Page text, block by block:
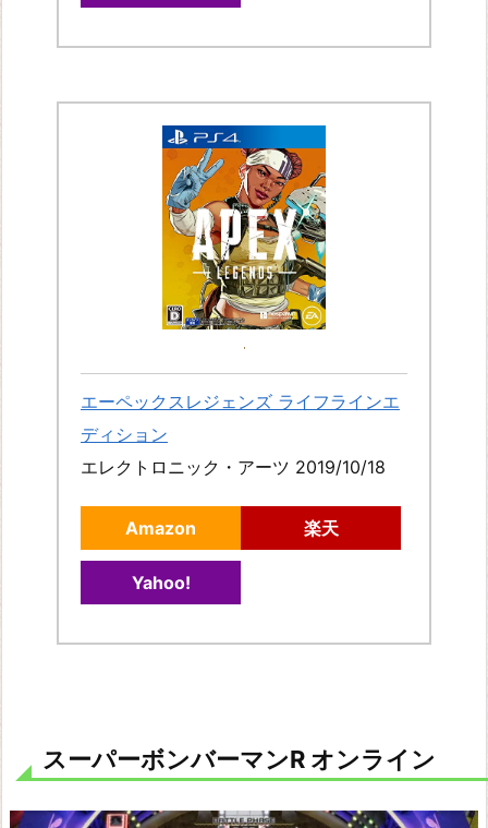
エーペックスレジェンズ ライフラインエ
ディション
エレクトロニック・アーツ 2019/10/18
Amazon 楽天
Yahoo!
スーパーボンバーマンR オンライン